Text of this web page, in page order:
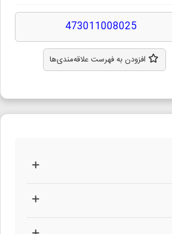
473011008025
افزودن به فهرست علاقه‌مندی‌ها